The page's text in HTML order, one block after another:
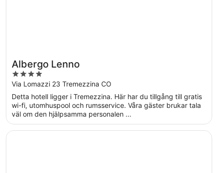
Albergo Lenno
4
out
of
5
Via Lomazzi 23 Tremezzina CO
Detta hotell ligger i Tremezzina. Här har du tillgång till gratis
wi-fi, utomhuspool och rumsservice. Våra gäster brukar tala
väl om den hjälpsamma personalen ...
Öppnas i ett nytt fönster
Villa Sassa